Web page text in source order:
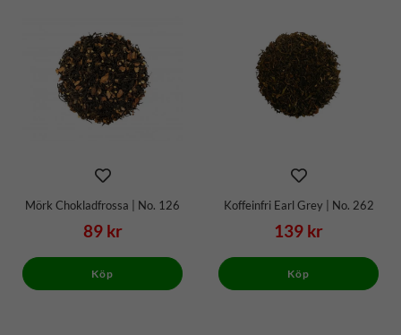
Mörk Chokladfrossa | No. 126
89 kr
Köp
Koffeinfri Earl Grey | No. 262
139 kr
Köp